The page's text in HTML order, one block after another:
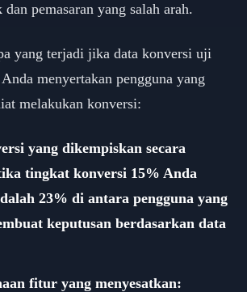
pemasaran yang salah arah.
yang terjadi jika data konversi uji
menyertakan pengguna yang
melakukan konversi:
yang dikempiskan secara
tingkat konversi 15% Anda
23% di antara pengguna yang
keputusan berdasarkan data
fitur yang menyesatkan: